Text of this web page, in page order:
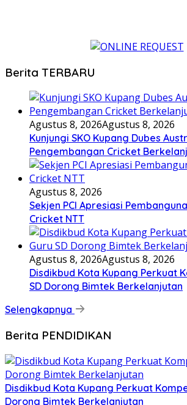
Berita TERBARU
Agustus 8, 2026Agustus 8, 2026
Kunjungi SKO Kupang Dubes
Pengembangan Cricket
Agustus 8, 2026
Sekjen PCI Apresiasi
Cricket NTT
Agustus 8, 2026Agustus 8, 2026
Disdikbud Kota Kupang Perkuat
SD Dorong Bimtek Berkelanjutan
Selengkapnya
Berita PENDIDIKAN
Disdikbud Kota Kupang Perkuat
Dorong Bimtek Berkelanjutan